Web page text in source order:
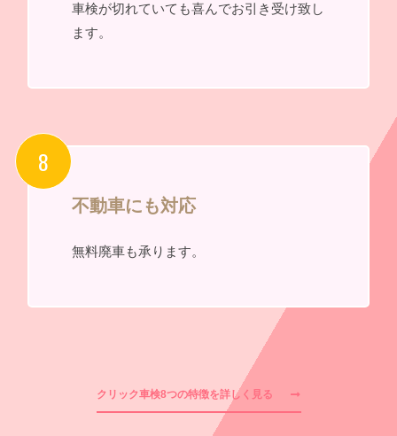
車検が切れていても喜んでお引き受け致し
ます。
不動車にも対応
無料廃車も承ります。
クリック車検8つの特徴を詳しく見る